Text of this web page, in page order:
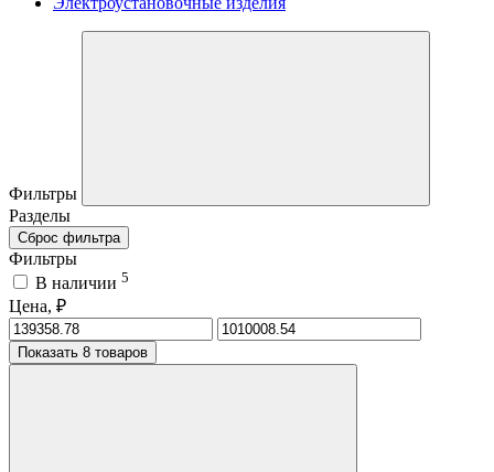
Фильтры
Разделы
Сброс фильтра
Фильтры
В наличии 5
Цена, ₽
Показать 8 товаров